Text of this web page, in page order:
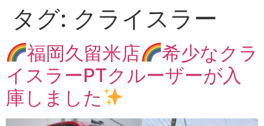
タグ: クライスラー
福岡久留米店
希少なクラ
イスラーPTクルーザーが入
庫しました